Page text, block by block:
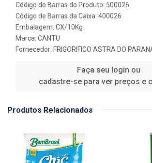
Código de Barras do Produto: 500026
Código de Barras da Caixa: 400026
Embalagem: CX/10Kg
Marca: CANTU
Fornecedor: FRIGORIFICO ASTRA DO
Faça seu login ou
cadastre-se para ver preços e
Produtos Relacionados